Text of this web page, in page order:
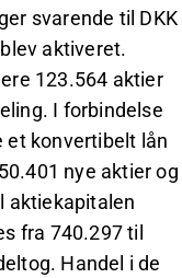
svarende til DKK
aktiveret.
123.564 aktier
I forbindelse
et konvertibelt lån
nye aktier og
aktiekapitalen
fra 740.297 til
Handel i de